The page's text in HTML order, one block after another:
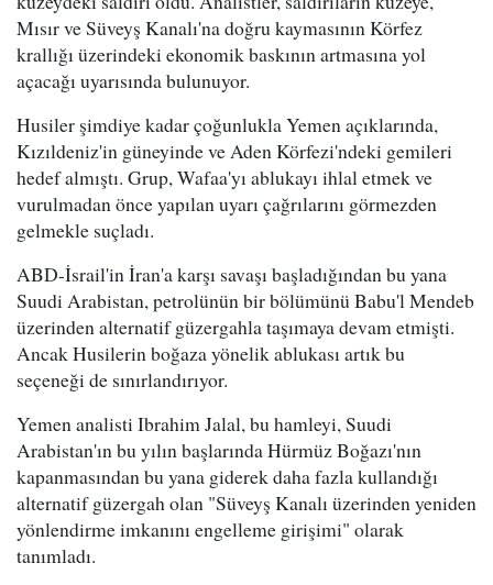
Mısır ve Süveyş Kanalı'na doğru kaymasının Körfez
krallığı üzerindeki ekonomik baskının artmasına yol
açacağı uyarısında bulunuyor.
Husiler şimdiye kadar çoğunlukla Yemen açıklarında,
Kızıldeniz'in güneyinde ve Aden Körfezi'ndeki gemileri
hedef almıştı. Grup, Wafaa'yı ablukayı ihlal etmek ve
vurulmadan önce yapılan uyarı çağrılarını görmezden
gelmekle suçladı.
ABD-İsrail'in İran'a karşı savaşı başladığından bu yana
Suudi Arabistan, petrolünün bir bölümünü Babu'l Mendeb
üzerinden alternatif güzergahla taşımaya devam etmişti.
Ancak Husilerin boğaza yönelik ablukası artık bu
seçeneği de sınırlandırıyor.
Yemen analisti Ibrahim Jalal, bu hamleyi, Suudi
Arabistan'ın bu yılın başlarında Hürmüz Boğazı'nın
kapanmasından bu yana giderek daha fazla kullandığı
alternatif güzergah olan "Süveyş Kanalı üzerinden yeniden
yönlendirme imkanını engelleme girişimi" olarak
tanımladı.